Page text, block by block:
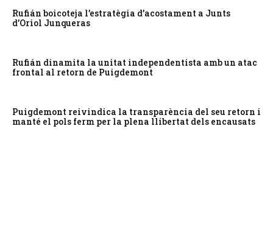
Rufián boicoteja l’estratègia d’acostament a Junts
d’Oriol Junqueras
Rufián dinamita la unitat independentista amb un atac
frontal al retorn de Puigdemont
Puigdemont reivindica la transparència del seu retorn i
manté el pols ferm per la plena llibertat dels encausats